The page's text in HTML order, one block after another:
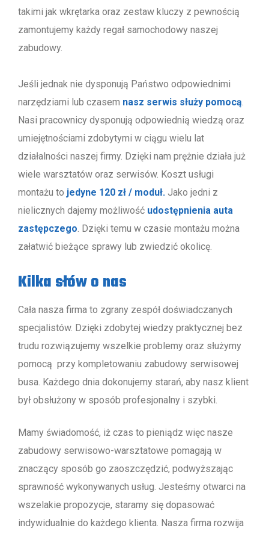
takimi jak wkrętarka oraz zestaw kluczy z pewnością
zamontujemy każdy regał samochodowy naszej
zabudowy.
Jeśli jednak nie dysponują Państwo odpowiednimi
narzędziami lub czasem nasz serwis służy pomocą
Nasi pracownicy dysponują odpowiednią wiedzą oraz
umiejętnościami zdobytymi w ciągu wielu lat
działalności naszej firmy. Dzięki nam prężnie działa już
wiele warsztatów oraz serwisów. Koszt usługi
montażu to jedyne 120 zł / moduł. Jako jedni z
nielicznych dajemy możliwość udostępnienia auta
zastępczego . Dzięki temu w czasie montażu można
załatwić bieżące sprawy lub zwiedzić okolicę.
Kilka słów o nas
Cała nasza firma to zgrany zespół doświadczanych
specjalistów. Dzięki zdobytej wiedzy praktycznej bez
trudu rozwiązujemy wszelkie problemy oraz służymy
pomocą przy kompletowaniu zabudowy serwisowej
busa. Każdego dnia dokonujemy starań, aby nasz klient
był obsłużony w sposób profesjonalny i szybki.
Mamy świadomość, iż czas to pieniądz więc nasze
zabudowy serwisowo-warsztatowe pomagają w
znaczący sposób go zaoszczędzić, podwyższając
sprawność wykonywanych usług. Jesteśmy otwarci na
wszelakie propozycje, staramy się dopasować
indywidualnie do każdego klienta. Nasza firma rozwija